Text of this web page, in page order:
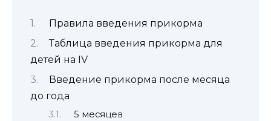
Правила введения прикорма
Таблица введения прикорма для
детей на IV
Введение прикорма после месяца
до года
5 месяцев